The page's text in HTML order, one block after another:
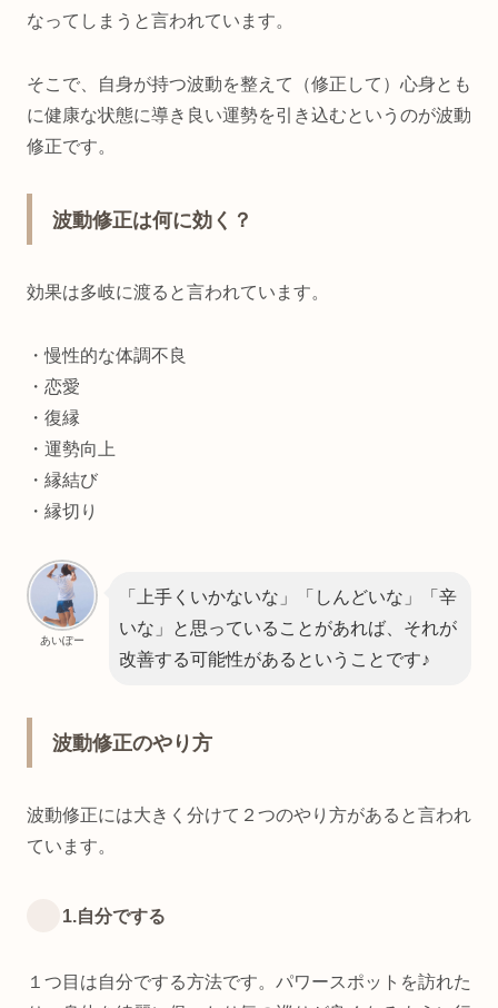
なってしまうと言われています。
そこで、自身が持つ波動を整えて（修正して）心身とも
に健康な状態に導き良い運勢を引き込むというのが波動
修正です。
波動修正は何に効く？
効果は多岐に渡ると言われています。
・慢性的な体調不良
・恋愛
・復縁
・運勢向上
・縁結び
・縁切り
あいぽー
「上手くいかないな」「しんどいな」「辛
いな」と思っていることがあれば、それが
改善する可能性があるということです♪
波動修正のやり方
波動修正には大きく分けて２つのやり方があると言われ
ています。
1.自分でする
１つ目は自分でする方法です。パワースポットを訪れた